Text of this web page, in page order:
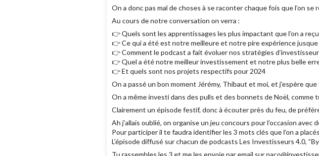
On a donc pas mal de choses à se raconter chaque fois que l’on se
Au cours de notre conversation on verra :
👉 Quels sont les apprentissages les plus impactant que l’on a
👉 Ce qui a été est notre meilleure et notre pire expérience jusque
👉 Comment le podcast a fait évoluer nos stratégies
👉 Quel a été notre meilleur investissement et notre plus belle
👉 Et quels sont nos projets respectifs pour 2024
On a passé un bon moment Jérémy, Thibaut et moi, et j’espère
On a même investi dans des pulls et des bonnets de Noël, comme
Clairement un épisode festif, donc à écouter près du feu, de
Ah j’allais oublié, on organise un jeu concours pour l’occasion avec
Pour participer il te faudra identifier les 3 mots clés que l’on a
L’épisode diffusé sur chacun de podcasts Les Investisseurs 4.0,